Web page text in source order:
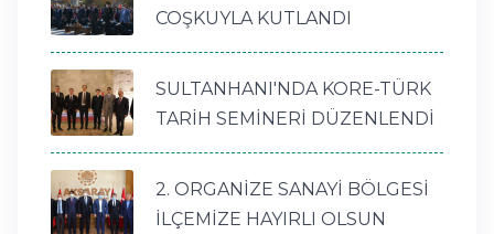
COŞKUYLA KUTLANDI
SULTANHANI'NDA KORE-TÜRK
TARİH SEMİNERİ DÜZENLENDİ
2. ORGANİZE SANAYİ BÖLGESİ
İLÇEMİZE HAYIRLI OLSUN